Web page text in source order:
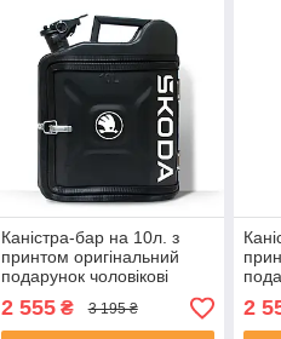
Каністра-бар на 10л. з
принтом оригінальний
подарунок чоловікові
"Skoda" Чорний
2 555₴ 3 195 ₴ 2